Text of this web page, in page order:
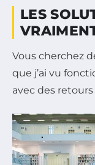
LES
Vous cherchez
que j’ai vu
avec des